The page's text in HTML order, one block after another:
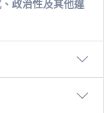
政治性及其他違